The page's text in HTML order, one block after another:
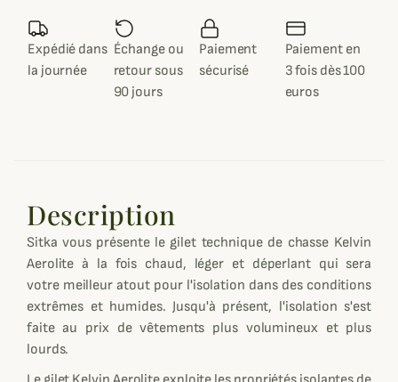
Expédié dans
la journée
Échange ou
retour sous
90 jours
Paiement
sécurisé
Paiement en
3 fois dès 100
euros
Description
Sitka vous présente le gilet technique de chasse Kelvin
Aerolite à la fois chaud, léger et déperlant qui sera
votre meilleur atout pour l'isolation dans des conditions
extrêmes et humides. Jusqu'à présent, l'isolation s'est
faite au prix de vêtements plus volumineux et plus
lourds.